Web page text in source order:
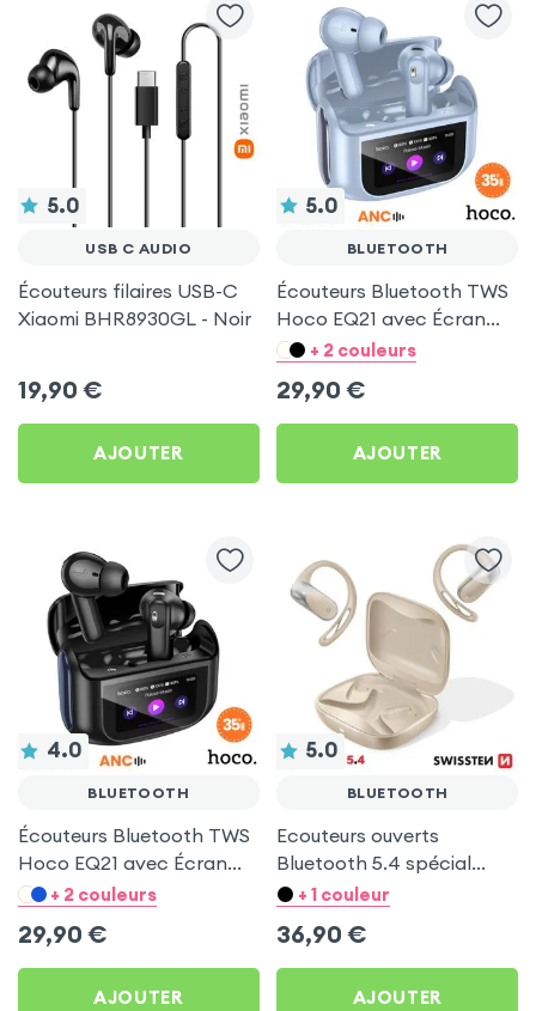
5.0
USB C AUDIO
Écouteurs filaires USB-C
Xiaomi BHR8930GL - Noir
19,90 €
AJOUTER
5.0
BLUETOOTH
Écouteurs Bluetooth TWS
Hoco EQ21 avec Écran
Tactile et Réduction
Bleu
+ 2 couleurs
29,90 €
AJOUTER
4.0
BLUETOOTH
Écouteurs Bluetooth TWS
Hoco EQ21 avec Écran
Tactile et Réduction
Noir
+ 2 couleurs
29,90 €
AJOUTER
5.0
BLUETOOTH
Ecouteurs ouverts
Bluetooth 5.4 spécial
Sport et Running -
Sable
+ 1 couleur
36,90 €
AJOUTER